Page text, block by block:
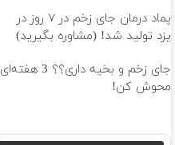
پماد درمان جای زخم در ۷ روز در
یزد تولید شد! (مشاوره بگیرید)
جای زخم و بخیه داری؟؟ 3 هفته‌ای
محوش کن!